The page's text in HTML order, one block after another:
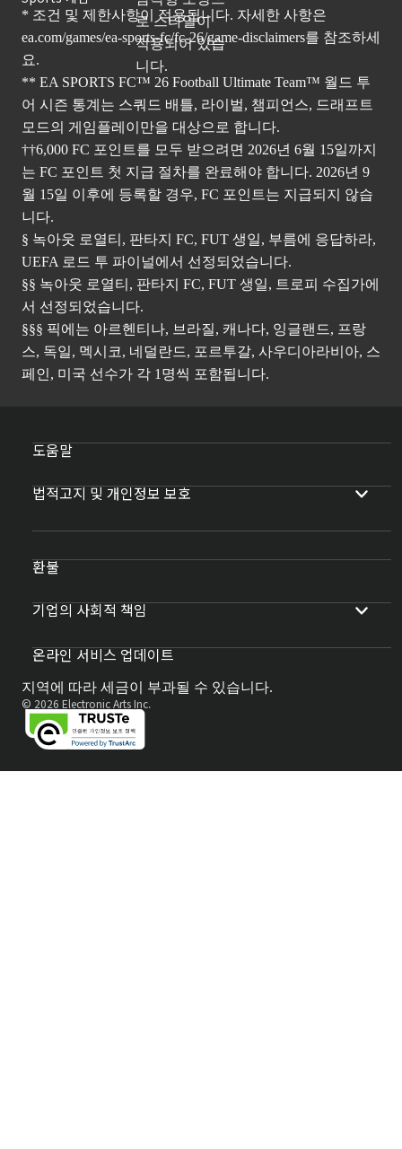
* 조건 및 제한사항이 적용됩니다. 자세한 사항은
ea.com/games/ea-sports-fc/fc-26/game-disclaimers를 참조하세
요.
** EA SPORTS FC™ 26 Football Ultimate Team™ 월드 투
어 시즌 통계는 스쿼드 배틀, 라이벌, 챔피언스, 드래프트
모드의 게임플레이만을 대상으로 합니다.
††6,000 FC 포인트를 모두 받으려면 2026년 6월 15일까지
는 FC 포인트 첫 지급 절차를 완료해야 합니다. 2026년 9
월 15일 이후에 등록할 경우, FC 포인트는 지급되지 않습
니다.
§ 녹아웃 로열티, 판타지 FC, FUT 생일, 부름에 응답하라,
UEFA 로드 투 파이널에서 선정되었습니다.
§§ 녹아웃 로열티, 판타지 FC, FUT 생일, 트로피 수집가에
서 선정되었습니다.
§§§ 픽에는 아르헨티나, 브라질, 캐나다, 잉글랜드, 프랑
스, 독일, 멕시코, 네덜란드, 포르투갈, 사우디아라비아, 스
페인, 미국 선수가 각 1명씩 포함됩니다.
도움말
법적고지 및 개인정보 보호
환불
기업의 사회적 책임
온라인 서비스 업데이트
지역에 따라 세금이 부과될 수 있습니다.
© 2026 Electronic Arts Inc.